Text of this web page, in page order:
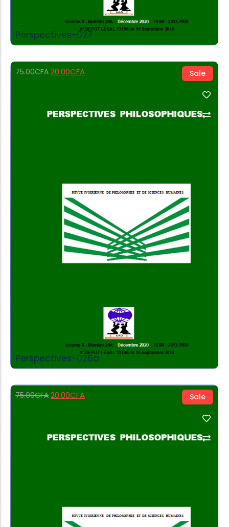
Perspectives-027
Sale
75.00CFA 20.00CFA
Perspectives-026a
Add to Cart
Sale
75.00CFA 20.00CFA